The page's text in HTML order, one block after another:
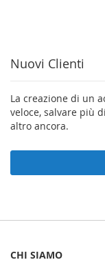
Nuovi Clienti
La creazione di un
veloce, salvare più
altro ancora.
CHI SIAMO